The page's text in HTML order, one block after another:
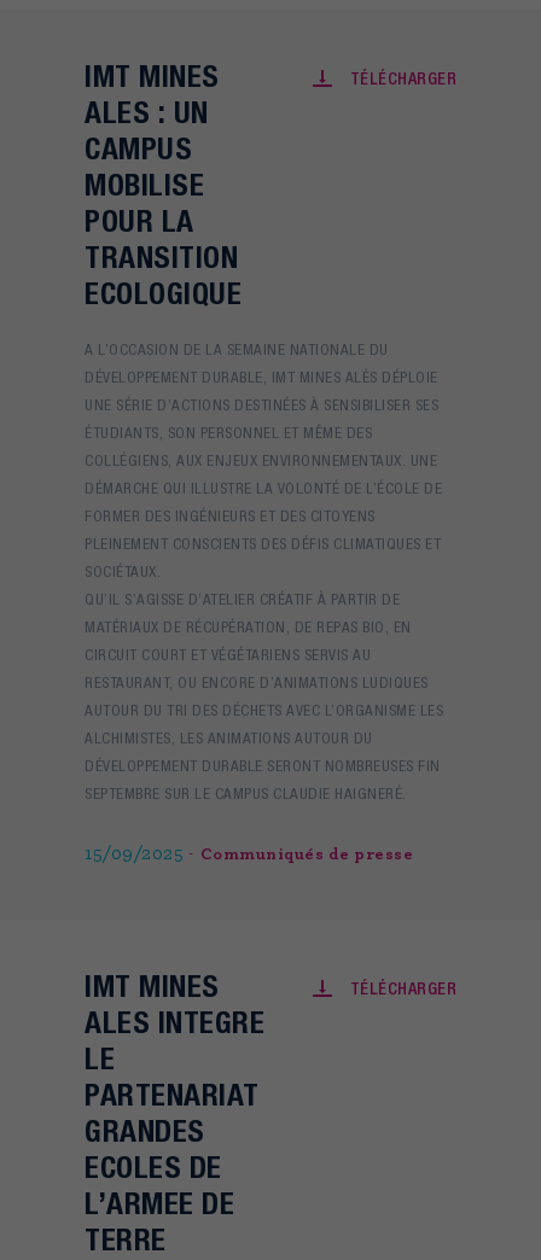
IMT MINES
ALES : UN
CAMPUS
MOBILISE
POUR LA
TRANSITION
ECOLOGIQUE
TÉLÉCHARGER
A L’OCCASION DE LA SEMAINE NATIONALE DU
DÉVELOPPEMENT DURABLE, IMT MINES ALÈS DÉPLOIE
UNE SÉRIE D’ACTIONS DESTINÉES À SENSIBILISER SES
ÉTUDIANTS, SON PERSONNEL ET MÊME DES
COLLÉGIENS, AUX ENJEUX ENVIRONNEMENTAUX. UNE
DÉMARCHE QUI ILLUSTRE LA VOLONTÉ DE L’ÉCOLE DE
FORMER DES INGÉNIEURS ET DES CITOYENS
PLEINEMENT CONSCIENTS DES DÉFIS CLIMATIQUES ET
SOCIÉTAUX.
QU’IL S’AGISSE D’ATELIER CRÉATIF À PARTIR DE
MATÉRIAUX DE RÉCUPÉRATION, DE REPAS BIO, EN
CIRCUIT COURT ET VÉGÉTARIENS SERVIS AU
RESTAURANT, OU ENCORE D’ANIMATIONS LUDIQUES
AUTOUR DU TRI DES DÉCHETS AVEC L’ORGANISME LES
ALCHIMISTES, LES ANIMATIONS AUTOUR DU
DÉVELOPPEMENT DURABLE SERONT NOMBREUSES FIN
SEPTEMBRE SUR LE CAMPUS CLAUDIE HAIGNERÉ.
15/09/2025 Communiqués de presse
IMT MINES
ALES INTEGRE
LE
PARTENARIAT
GRANDES
ECOLES DE
L’ARMEE DE
TERRE
TÉLÉCHARGER